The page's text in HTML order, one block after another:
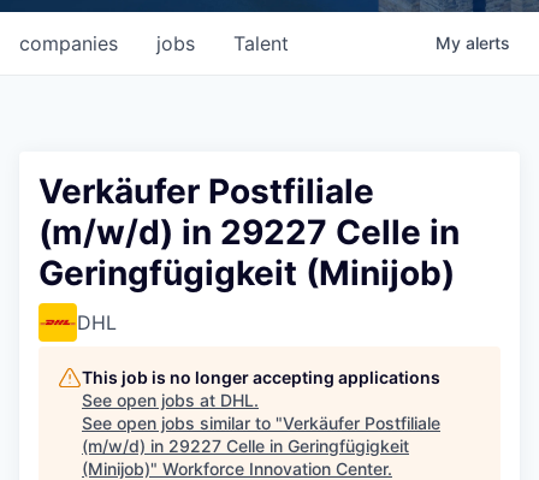
jobs
companies Talent My alerts
Verkäufer Postfiliale
(m/w/d) in 29227 Celle in
Geringfügigkeit (Minijob)
DHL
This job is no longer accepting applications
See open jobs at DHL.
See open jobs similar to "Verkäufer Postfiliale
(m/w/d) in 29227 Celle in Geringfügigkeit
(Minijob)" Workforce Innovation Center.